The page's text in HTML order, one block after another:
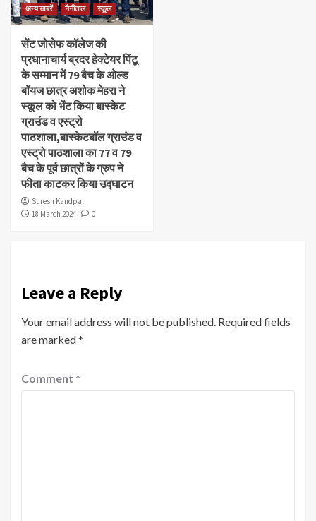
अन्य खबरें नैनीताल स्कूल
सेंट जोसेफ कॉलेज की
प्रधानाचार्य ब्रदर हेक्टेयर पिंटू
के सम्मान में 79 बैच के ओल्ड
बॉयज छात्र अशोक मेहरा ने
स्कूल को भेंट किया बास्केट
ग्राउंड व एस्ट्रो
पाठशाला,बास्केटबॉल ग्राउंड व
एस्ट्रो पाठशाला का 77 व 79
बैच के पूर्व छात्रों के ग्रुप ने
फीता काटकर किया उद्घाटन
Suresh Kandpal
18 March 2024
0
Leave a Reply
Your email address will not be published. Required fields
are marked*
Comment *